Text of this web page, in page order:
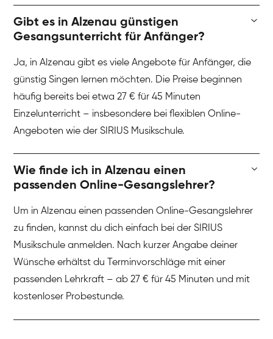
Gibt es in Alzenau günstigen
Gesangsunterricht für Anfänger?
Ja, in Alzenau gibt es viele Angebote für Anfänger, die
günstig Singen lernen möchten. Die Preise beginnen
häufig bereits bei etwa 27 € für 45 Minuten
Einzelunterricht – insbesondere bei flexiblen Online-
Angeboten wie der SIRIUS Musikschule.
Wie finde ich in Alzenau einen
passenden Online-Gesangslehrer?
Um in Alzenau einen passenden Online-Gesangslehrer
zu finden, kannst du dich einfach bei der SIRIUS
Musikschule anmelden. Nach kurzer Angabe deiner
Wünsche erhältst du Terminvorschläge mit einer
passenden Lehrkraft – ab 27 € für 45 Minuten und mit
kostenloser Probestunde.